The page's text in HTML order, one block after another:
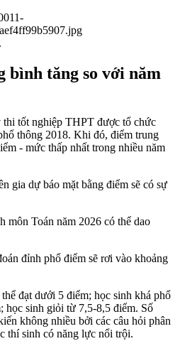
bình tăng so với năm
thi tốt nghiệp THPT được tổ chức
thông 2018. Khi đó, điểm trung
- mức thấp nhất trong nhiều năm
gia dự báo mặt bằng điểm sẽ có sự
môn Toán năm 2026 có thể dao
đỉnh phổ điểm sẽ rơi vào khoảng
đạt dưới 5 điểm; học sinh khá phổ
học sinh giỏi từ 7,5-8,5 điểm. Số
không nhiều bởi các câu hỏi phân
thí sinh có năng lực nổi trội.